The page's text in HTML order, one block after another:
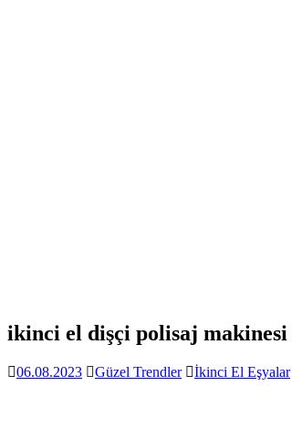
ikinci el dişçi polisaj
06.08.2023 Güzel Trendler İkinci El Eşyalar